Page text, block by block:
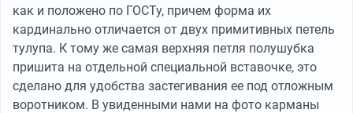
как и положено по ГОСТу, причем форма их
кардинально отличается от двух примитивных петель
тулупа. К тому же самая верхняя петля полушубка
пришита на отдельной специальной вставочке, это
сделано для удобства застегивания ее под отложным
воротником. В увиденными нами на фото карманы